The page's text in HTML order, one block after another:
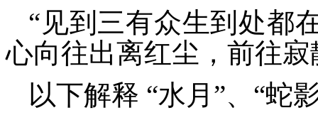
“见到三有众生到处都
心向往出离红尘，前往
以下解释 “水月”、“蛇